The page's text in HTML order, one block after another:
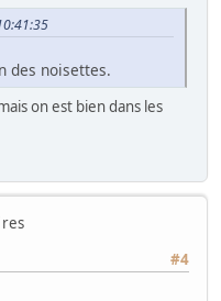
des noisettes.
on est bien dans les
#4